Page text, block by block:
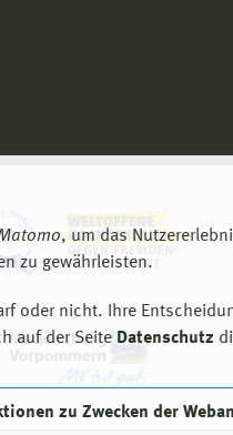
, um das
zu gewährleisten.
oder nicht. Ihre
auf der Seite Datenschutz
zu Zwecken der